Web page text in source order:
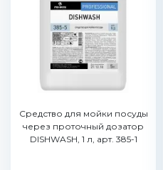
Средство для мойки посуды
через проточный дозатор
DISHWASH, 1 л, арт. 385-1